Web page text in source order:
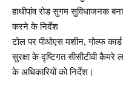
हाथीपांव रोड सुगम सुविधाजनक
करने के निर्देश
टोल पर पीओएस मशीन, गोल्फ
सुरक्षा के दृष्टिगत सीसीटीवी कैमरे
के अधिकारियों को निर्देश।